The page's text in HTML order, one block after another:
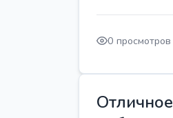
0 просмотров